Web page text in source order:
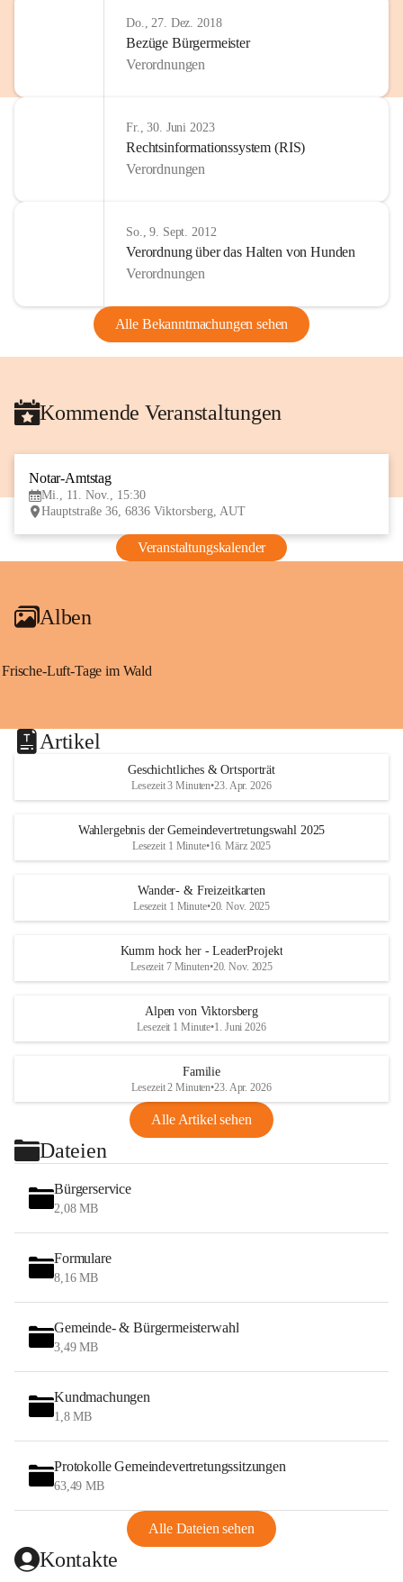
Do., 27. Dez. 2018
Bezüge Bürgermeister
Verordnungen
Fr., 30. Juni 2023
Rechtsinformationssystem (RIS)
Verordnungen
So., 9. Sept. 2012
Verordnung über das Halten von Hunden
Verordnungen
Alle Bekanntmachungen sehen
Kommende Veranstaltungen
Notar-Amtstag
Mi., 11. Nov., 15:30
Hauptstraße 36, 6836 Viktorsberg, AUT
Veranstaltungskalender
Alben
Frische-Luft-Tage im Wald
Artikel
Geschichtliches & Ortsporträt
Lesezeit 3 Minuten•23. Apr. 2026
Wahlergebnis der Gemeindevertretungswahl 2025
Lesezeit 1 Minute•16. März 2025
Wander- & Freizeitkarten
Lesezeit 1 Minute•20. Nov. 2025
Kumm hock her - LeaderProjekt
Lesezeit 7 Minuten•20. Nov. 2025
Alpen von Viktorsberg
Lesezeit 1 Minute•1. Juni 2026
Familie
Lesezeit 2 Minuten•23. Apr. 2026
Alle Artikel sehen
Dateien
Bürgerservice
2,08 MB
Formulare
8,16 MB
Gemeinde- & Bürgermeisterwahl
3,49 MB
Kundmachungen
1,8 MB
Protokolle Gemeindevertretungssitzungen
63,49 MB
Alle Dateien sehen
Kontakte